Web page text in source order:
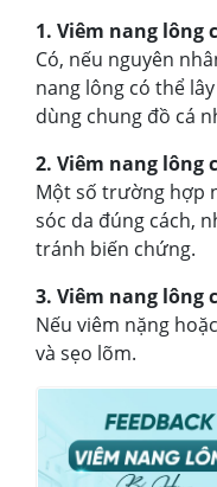
1. Viêm nang lông
Có, nếu nguyên
nang lông có thể
dùng chung đồ cá
2. Viêm nang lông
Một số trường hợp
sóc da đúng cách,
tránh biến chứng.
3. Viêm nang lông
Nếu viêm nặng
và sẹo lõm.